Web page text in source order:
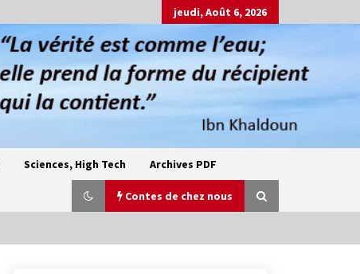
jeudi, Août 6, 2026
Sciences, High Tech Archives PDF
Contes de chez nous